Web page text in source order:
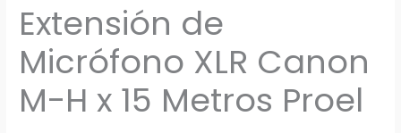
Extensión de
Micrófono XLR Canon
M-H x 15 Metros Proel